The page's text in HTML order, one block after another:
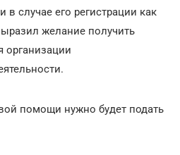
случае его регистрации как
желание получить
помощи нужно будет подать